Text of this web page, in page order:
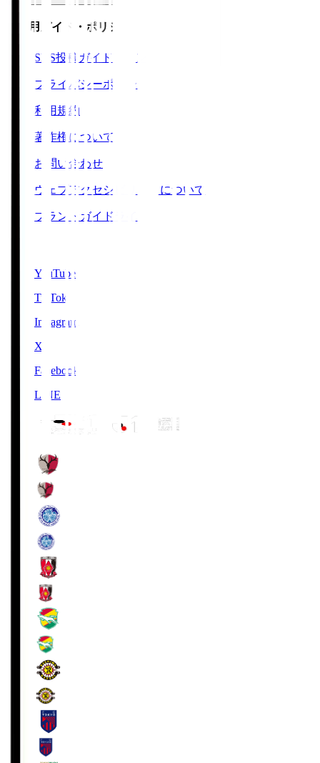
ご利用ガイド・ポリシー
SNS投稿ガイドライン
プライバシーポリシー
利用規約
著作権について
お問い合わせ
ウェブアクセシビリティについて
ブランドガイドライン
YouTube
TikTok
Instagram
X
Facebook
LINE